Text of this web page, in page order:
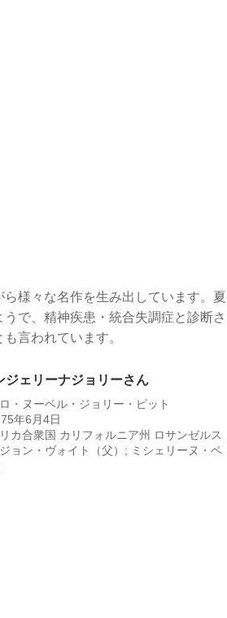
様々な名作を生み出しています。夏
で、精神疾患・統合失調症と診断さ
言われています。
ェリーナジョリーさん
・ヌーベル・ジョリー・ピット
年6月4日
カ合衆国 カリフォルニア州 ロサンゼルス
ョン・ヴォイト（父）; ミシェリーヌ・ベ